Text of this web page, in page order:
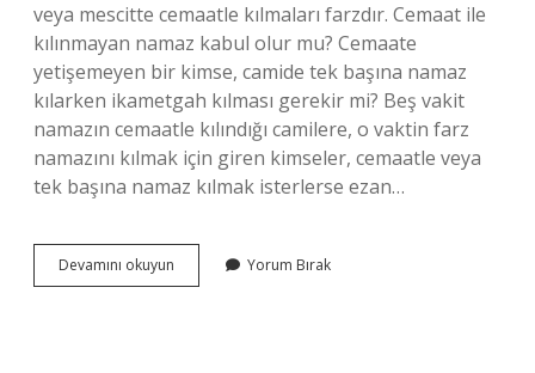
veya mescitte cemaatle kılmaları farzdır. Cemaat ile
kılınmayan namaz kabul olur mu? Cemaate
yetişemeyen bir kimse, camide tek başına namaz
kılarken ikametgah kılması gerekir mi? Beş vakit
namazın cemaatle kılındığı camilere, o vaktin farz
namazını kılmak için giren kimseler, cemaatle veya
tek başına namaz kılmak isterlerse ezan…
Devamını okuyun Cemaatle
Namaz
Yorum Bırak